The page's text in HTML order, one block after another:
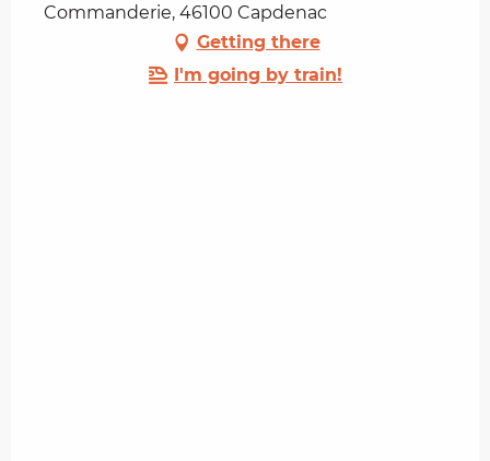
Commanderie, 46100 Capdenac
Getting there
I'm going by train!